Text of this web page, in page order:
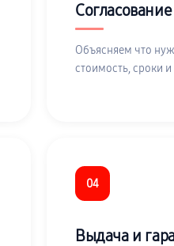
Объясняем что
стоимость, сроки
04
Выдача и